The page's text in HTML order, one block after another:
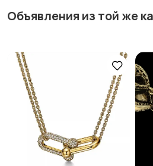
Объявления из той же